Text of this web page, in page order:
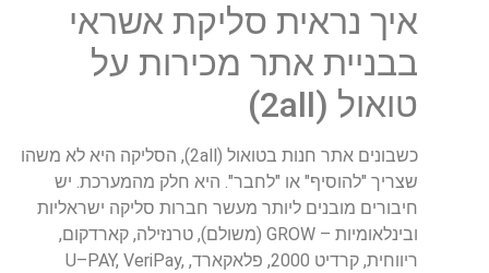
איך נראית סליקת אשראי
בבניית אתר מכירות על
טואול (2
all
)
כשבונים אתר חנות בטואול (2
all
), הסליקה היא לא משהו
שצריך "להוסיף" או "לחבר". היא חלק מהמערכת. יש
חיבורים מובנים ליותר מעשר חברות סליקה ישראליות
ובינלאומיות –
GROW
(משולם), טרנזילה, קארדקום,
ריווחית, קרדיט פלאקארד,
U– PAY, VeriPay,